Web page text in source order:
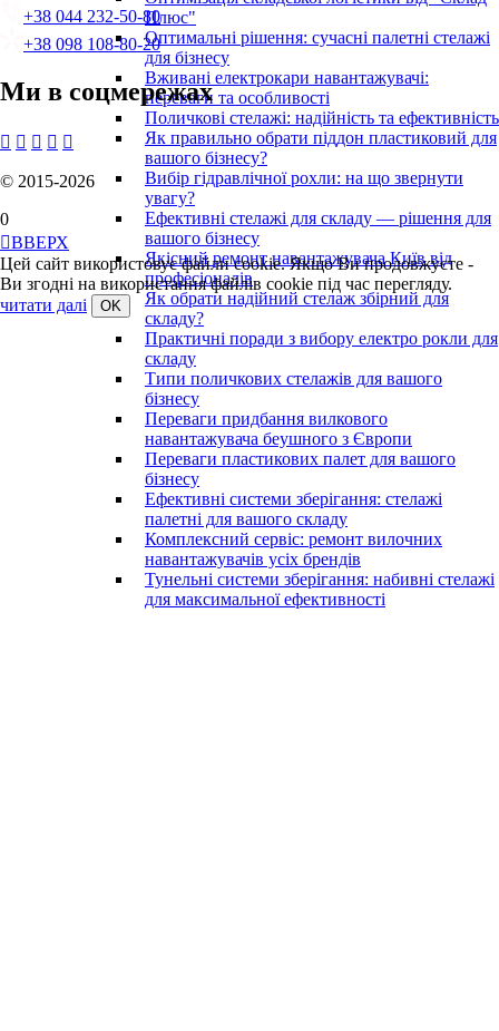
Плюс"
Оптимальні рішення: сучасні палетні стелажі
для бізнесу
Вживані електрокари навантажувачі:
переваги та особливості
Поличкові стелажі: надійність та ефективність
Як правильно обрати піддон пластиковий для
вашого бізнесу?
Вибір гідравлічної рохли: на що звернути
увагу?
Ефективні стелажі для складу — рішення для
вашого бізнесу
Якісний ремонт навантажувача Київ від
професіоналів
Як обрати надійний стелаж збірний для
складу?
Практичні поради з вибору електро рокли для
складу
Типи поличкових стелажів для вашого
бізнесу
Переваги придбання вилкового
навантажувача беушного з Європи
Переваги пластикових палет для вашого
бізнесу
Ефективні системи зберігання: стелажі
палетні для вашого складу
Комплексний сервіс: ремонт вилочних
навантажувачів усіх брендів
Тунельні системи зберігання: набивні стелажі
для максимальної ефективності
+38 044 232-50-80
+38 098 108-80-20
Ми в соцмережах
    
© 2015-2026
0
ВВЕРХ
Цей сайт використовує файли cookie. Якщо Ви продовжуєте -
Ви згодні на використання файлів cookie під час перегляду.
читати далі